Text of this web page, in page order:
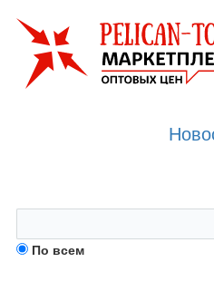
По всем